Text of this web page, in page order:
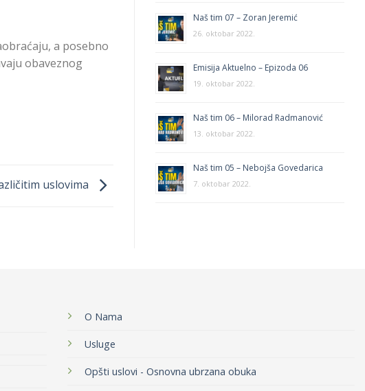
a posebno
obaveznog
uslovima
Naš tim 07 – Zoran Jeremić
26. oktobar 2022.
Emisija Aktuelno – Epizoda 06
19. oktobar 2022.
Naš tim 06 – Milorad Radmanović
13. oktobar 2022.
Naš tim 05 – Nebojša Govedarica
7. oktobar 2022.
O Nama
Usluge
Opšti uslovi - Osnovna ubrzana obuka